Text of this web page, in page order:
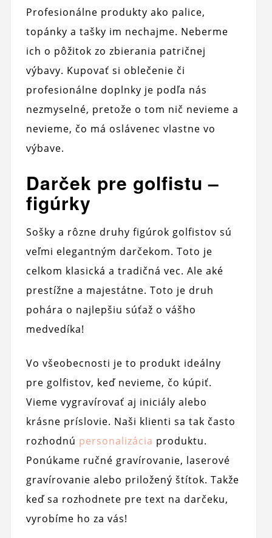
Profesionálne produkty ako palice,
topánky a tašky im nechajme. Neberme
ich o pôžitok zo zbierania patričnej
výbavy. Kupovať si oblečenie či
profesionálne doplnky je podľa nás
nezmyselné, pretože o tom nič nevieme a
nevieme, čo má oslávenec vlastne vo
výbave.
Darček pre golfistu –
figúrky
Sošky a rôzne druhy figúrok golfistov sú
veľmi elegantným darčekom. Toto je
celkom klasická a tradičná vec. Ale aké
prestížne a majestátne. Toto je druh
pohára o najlepšiu súťaž o vášho
medvedíka!
Vo všeobecnosti je to produkt ideálny
pre golfistov, keď nevieme, čo kúpiť.
Vieme vygravírovať aj iniciály alebo
krásne príslovie. Naši klienti sa tak často
rozhodnú personalizácia produktu.
Ponúkame ručné gravírovanie, laserové
gravírovanie alebo priložený štítok. Takže
keď sa rozhodnete pre text na darčeku,
vyrobíme ho za vás!